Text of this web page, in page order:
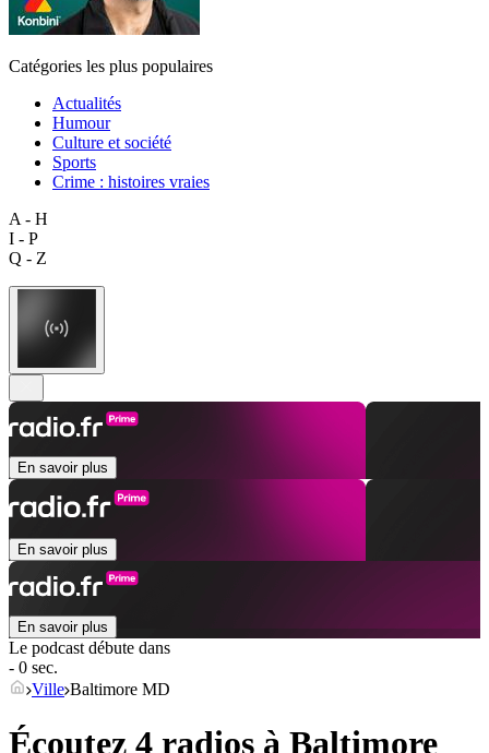
Catégories les plus populaires
Actualités
Humour
Culture et société
Sports
Crime : histoires vraies
A - H
I - P
Q - Z
En savoir plus
En savoir plus
En savoir plus
Le podcast débute dans
- 0 sec.
Ville Baltimore MD
Écoutez 4 radios à Baltimore